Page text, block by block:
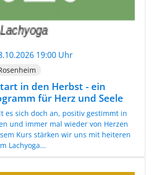
19:00 Uhr
in den Herbst - ein
für Herz und Seele
es sich doch an, positiv gestimmt in
und immer mal wieder von Herzen
Kurs stärken wir uns mit heiteren
Lachyoga...